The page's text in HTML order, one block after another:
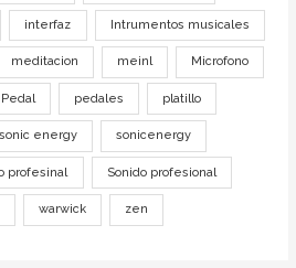
interfaz Intrumentos musicales
meditacion meinl Microfono
Pedal pedales platillo
sonic energy sonicenergy
profesinal Sonido profesional
warwick zen